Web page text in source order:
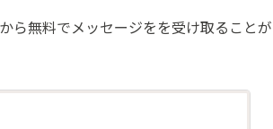
ら無料でメッセージをを受け取ることが